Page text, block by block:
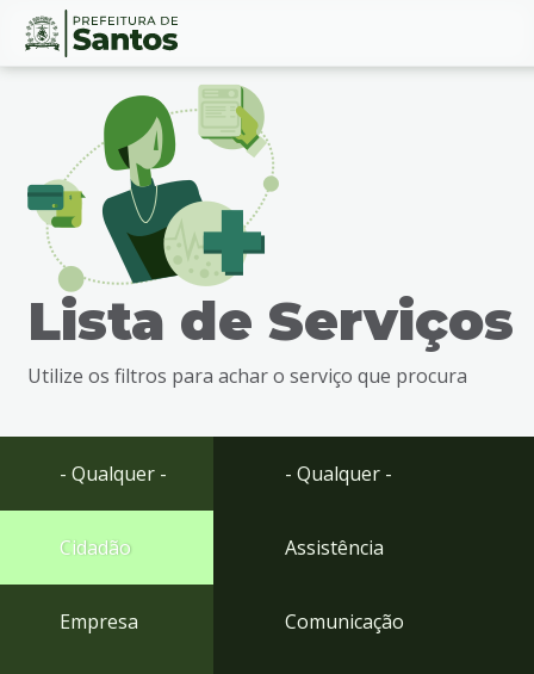
Ir
busca
Ir
rodapé
Conteúdo
Lista de Serviços
Utilize os filtros para achar o serviço que procura
- Qualquer -
Cidadão
Empresa
- Qualquer -
Assistência
Comunicação